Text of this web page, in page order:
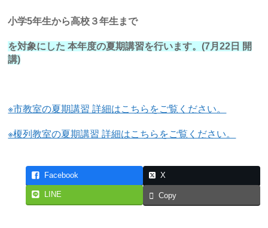
小学5年生から高校３年生まで
を対象にした 本年度の夏期講習を行います。(7月22日 開
講)
※市教室の夏期講習 詳細はこちらをご覧ください。
※榎列教室の夏期講習 詳細はこちらをご覧ください。
Facebook X
LINE Copy